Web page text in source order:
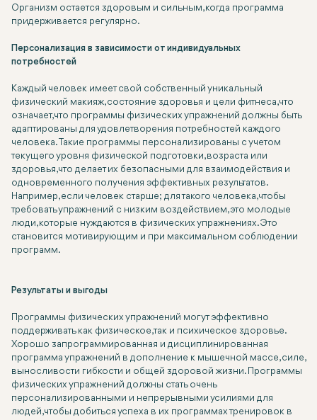
Организм остается здоровым и сильным, когда программа
придерживается регулярно.
Персонализация в зависимости от индивидуальных
потребностей
Каждый человек имеет свой собственный уникальный
физический макияж, состояние здоровья и цели фитнеса, что
означает, что программы физических упражнений должны быть
адаптированы для удовлетворения потребностей каждого
человека. Такие программы персонализированы с учетом
текущего уровня физической подготовки, возраста или
здоровья, что делает их безопасными для взаимодействия и
одновременного получения эффективных результатов.
Например, если человек старше; для такого человека, чтобы
требовать упражнений с низким воздействием, это молодые
люди, которые нуждаются в физических упражнениях. Это
становится мотивирующим и при максимальном соблюдении
программ.
Результаты и выгоды
Программы физических упражнений могут эффективно
поддерживать как физическое, так и психическое здоровье.
Хорошо запрограммированная и дисциплинированная
программа упражнений в дополнение к мышечной массе, силе,
выносливости гибкости и общей здоровой жизни. Программы
физических упражнений должны стать очень
персонализированными и непрерывными усилиями для
людей, чтобы добиться успеха в их программах тренировок в